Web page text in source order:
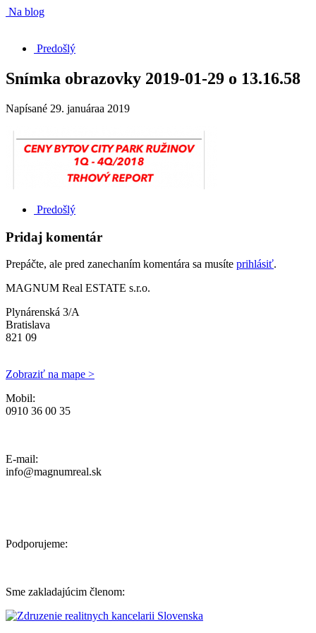
Na blog
Predošlý
Snímka obrazovky 2019-01-29 o 13.16.58
Napísané 29. januáraa 2019
Predošlý
Pridaj komentár
Prepáčte, ale pred zanechaním komentára sa musíte prihlásiť.
MAGNUM Real ESTATE s.r.o.
Plynárenská 3/A
Bratislava
821 09
Zobraziť na mape >
Mobil:
0910 36 00 35
E-mail:
info@magnumreal.sk
Podporujeme:
Sme zakladajúcim členom: